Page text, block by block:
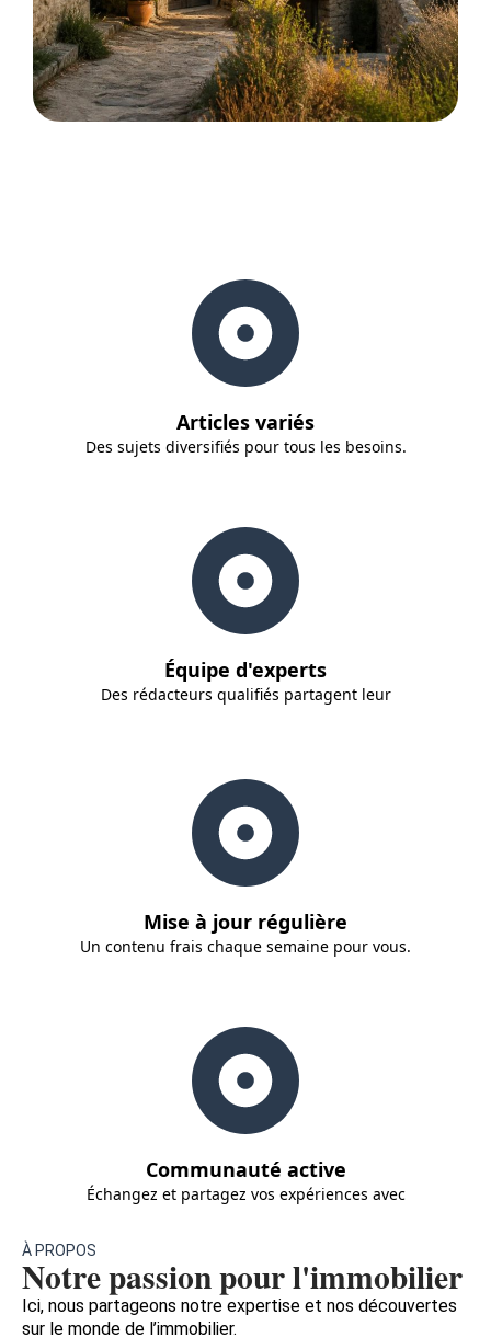
Articles variés
Des sujets diversifiés pour tous les besoins.
Équipe d'experts
Des rédacteurs qualifiés partagent leur
Mise à jour régulière
Un contenu frais chaque semaine pour vous.
Communauté active
Échangez et partagez vos expériences avec
À PROPOS
Notre passion pour l'immobilier
Ici, nous partageons notre expertise et nos découvertes
sur le monde de l’immobilier.